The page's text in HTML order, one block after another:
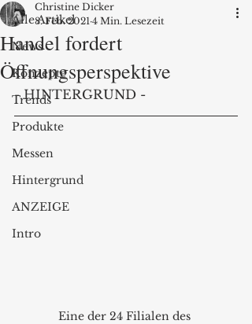
Alle Artikel
News
Konzepte
Trends
Produkte
Messen
Hintergrund
ANZEIGE
Intro
Handel fordert
Öffnungsperspektive
Christine Dicker
8. Feb. 2021 4 Min. Lesezeit
- HINTERGRUND -
Eine der 24 Filialen des